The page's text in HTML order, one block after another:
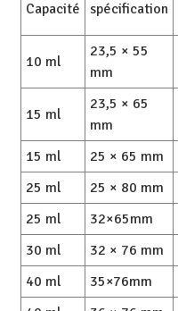
Capacité spécification
10 ml
23,5 × 55
mm
15 ml
23,5 × 65
mm
15 ml 25 × 65 mm
25 ml
25 × 80 mm
25 ml
32×65mm
30 ml
32 × 76 mm
40 ml
35×76mm